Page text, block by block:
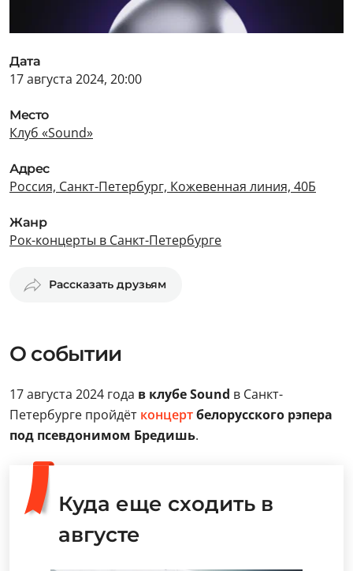
Дата
17 августа 2024, 20:00
Место
Клуб «Sound»
Адрес
Россия, Санкт-Петербург, Кожевенная линия, 40Б
Жанр
Рок-концерты в Санкт-Петербурге
Рассказать друзьям
О событии
17 августа 2024 года в клубе Sound в Санкт-
Петербурге пройдёт концертбелорусского рэпера
под псевдонимом Бредишь.
Куда еще сходить в
августе